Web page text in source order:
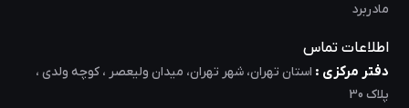
مادربرد
اطلاعات تماس
دفتر مرکزی : استان تهران، شهر تهران، میدان ولیعصر ، کوچه ولدی ،
پلاک 30